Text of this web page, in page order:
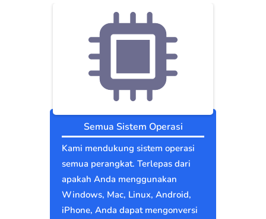
Semua Sistem Operasi
Kami mendukung sistem operasi
semua perangkat. Terlepas dari
apakah Anda menggunakan
Windows, Mac, Linux, Android,
iPhone, Anda dapat mengonversi